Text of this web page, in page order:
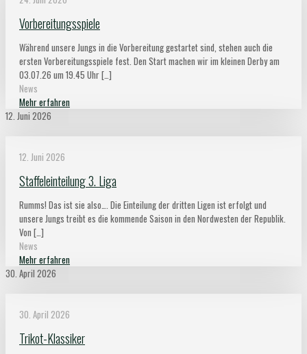
Vorbereitungsspiele
Während unsere Jungs in die Vorbereitung gestartet sind, stehen auch die
ersten Vorbereitungsspiele fest. Den Start machen wir im kleinen Derby am
03.07.26 um 19.45 Uhr[…]
News
Mehr erfahren
12. Juni 2026
12. Juni 2026
Staffeleinteilung 3. Liga
Rumms! Das ist sie also…. Die Einteilung der dritten Ligen ist erfolgt und
unsere Jungs treibt es die kommende Saison in den Nordwesten der Republik.
Von […]
News
Mehr erfahren
30. April 2026
30. April 2026
Trikot-Klassiker